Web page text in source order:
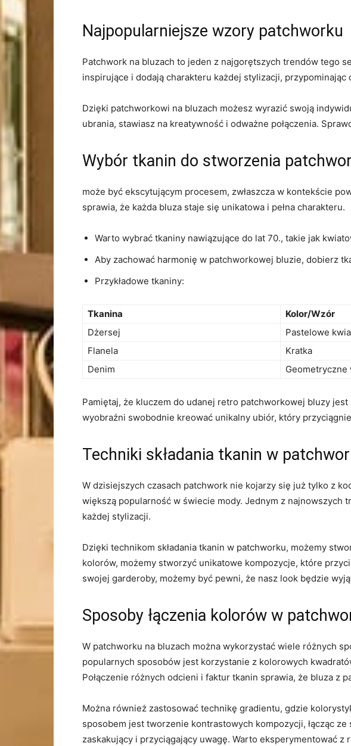
Najpopularniejsze‍ wzory patchworku
Patchwork na ​bluzach to jeden ‌z najgorętszych trendów ⁢tego
inspirujące i dodają charakteru​ każdej stylizacji,‍
Dzięki⁣ patchworkowi na ⁤bluzach możesz wyrazić swoją⁣
ubrania, stawiasz na kreatywność i odważne połączenia.
Wybór tkanin do⁣ stworzenia
może być ekscytującym procesem, zwłaszcza w kontekście
sprawia,⁣ że każda bluza staje się unikatowa‌ i pełna charakteru.
Warto wybrać tkaniny nawiązujące do lat 70., takie‍ jak
Aby zachować harmonię w patchworkowej bluzie, dobierz
Przykładowe tkaniny:
Tkanina
Kolor/Wzór
Dżersej
Pastelowe
Flanela
Kratka
Denim
Geometryczne
Pamiętaj, ⁢że kluczem do udanej​ retro patchworkowej bluzy
‍wyobraźni swobodnie⁣ kreować unikalny ubiór, który
Techniki składania ‍tkanin w
W dzisiejszych czasach patchwork⁣ nie ‌kojarzy ⁣się już tylko ​z⁣
‍większą popularność w⁣ świecie mody. Jednym z
każdej stylizacji.
Dzięki technikom składania tkanin w patchworku, możemy
kolorów, możemy stworzyć unikatowe kompozycje, które
swojej garderoby, możemy być pewni, ⁤że nasz look będzie
Sposoby łączenia⁤ kolorów w⁢
W patchworku na bluzach można ⁣wykorzystać wiele różnych
popularnych sposobów ⁢jest korzystanie z kolorowych
Połączenie różnych odcieni i faktur tkanin sprawia,⁢ że ‌bluza z
Można również zastosować technikę gradientu, gdzie‍
sposobem ⁤jest tworzenie kontrastowych⁢ kompozycji,‌ łącząc
zaskakujący⁤ i przyciągający ​uwagę. ⁣Warto eksperymentować